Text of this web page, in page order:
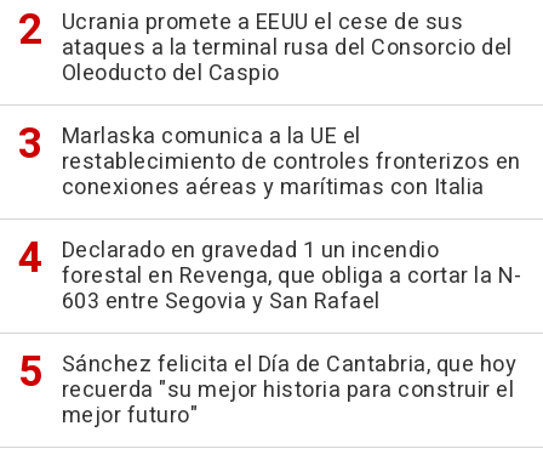
Ucrania promete a EEUU el cese de sus
ataques a la terminal rusa del Consorcio del
Oleoducto del Caspio
Marlaska comunica a la UE el
restablecimiento de controles fronterizos en
conexiones aéreas y marítimas con Italia
Declarado en gravedad 1 un incendio
forestal en Revenga, que obliga a cortar la N-
603 entre Segovia y San Rafael
Sánchez felicita el Día de Cantabria, que hoy
recuerda "su mejor historia para construir el
mejor futuro"